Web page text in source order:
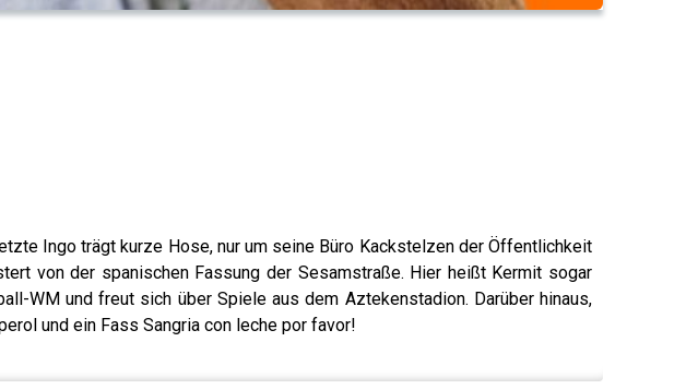
Ingo trägt kurze Hose, nur um seine Büro Kackstelzen der Öffentlichkeit
von der spanischen Fassung der Sesamstraße. Hier heißt Kermit sogar
WM und freut sich über Spiele aus dem Aztekenstadion. Darüber hinaus,
und ein Fass Sangria con leche por favor!